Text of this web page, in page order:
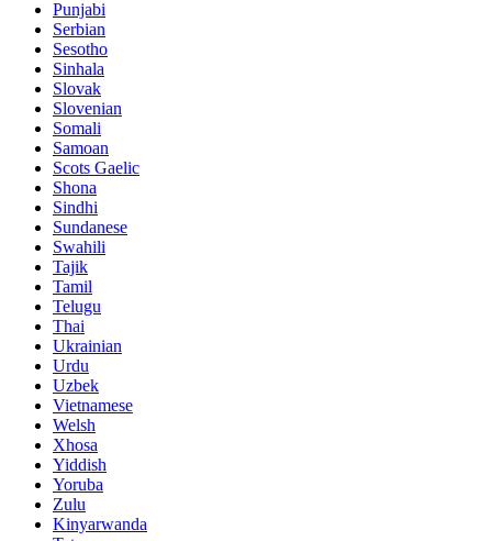
Punjabi
Serbian
Sesotho
Sinhala
Slovak
Slovenian
Somali
Samoan
Scots Gaelic
Shona
Sindhi
Sundanese
Swahili
Tajik
Tamil
Telugu
Thai
Ukrainian
Urdu
Uzbek
Vietnamese
Welsh
Xhosa
Yiddish
Yoruba
Zulu
Kinyarwanda